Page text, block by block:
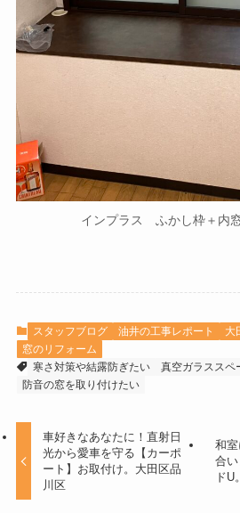
インプラス ふかし枠＋内
スタッフブログ 油井の工事レポート 大
窓のリフォーム
寒さ対策や結露防ぎたい
真空ガラススペ
防音の窓を取り付けたい
車好きなあなたに！直射日
光から愛車を守る【カーポ
ート】お取付け。大田区品
川区
和
合
ドU